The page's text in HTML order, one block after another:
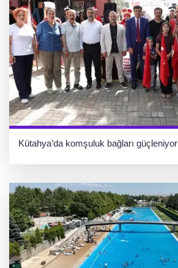
Kütahya’da komşuluk bağları güçleniyor